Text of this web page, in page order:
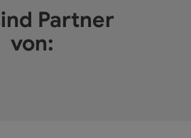
Partner
von: